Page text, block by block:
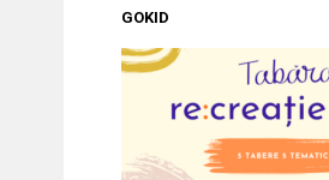
GOKID